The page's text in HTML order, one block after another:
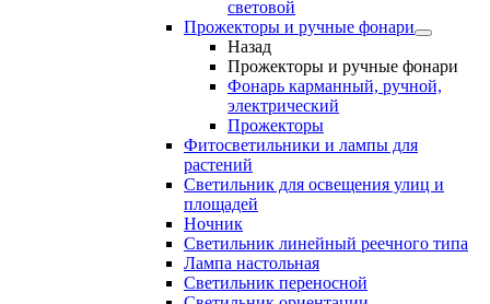
световой
Прожекторы и ручные фонари
Назад
Прожекторы и ручные фонари
Фонарь карманный, ручной,
электрический
Прожекторы
Фитосветильники и лампы для
растений
Светильник для освещения улиц и
площадей
Ночник
Светильник линейный реечного типа
Лампа настольная
Светильник переносной